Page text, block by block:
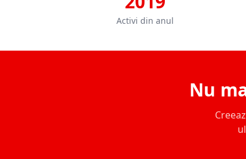
Activi din anul
Nu